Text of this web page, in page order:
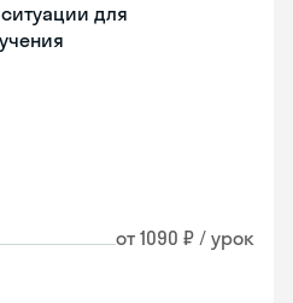
для
от 1090 ₽ / урок